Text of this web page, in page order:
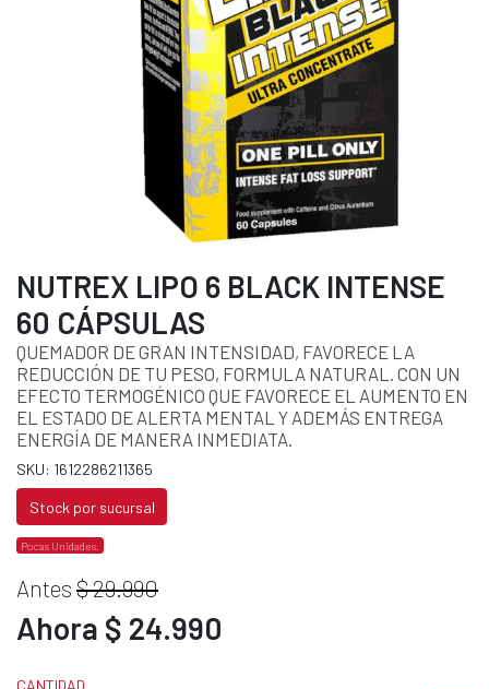
NUTREX LIPO 6 BLACK INTENSE
60 CÁPSULAS
QUEMADOR DE GRAN INTENSIDAD, FAVORECE LA
REDUCCIÓN DE TU PESO, FORMULA NATURAL. CON UN
EFECTO TERMOGÉNICO QUE FAVORECE EL AUMENTO EN
EL ESTADO DE ALERTA MENTAL Y ADEMÁS ENTREGA
ENERGÍA DE MANERA INMEDIATA.
SKU: 1612286211365
Stock por sucursal
Pocas Unidades.
Antes $ 29.990
Ahora $ 24.990
CANTIDAD